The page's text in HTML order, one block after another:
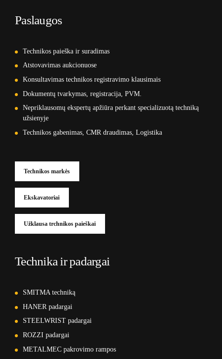
Paslaugos
Technikos paieška ir suradimas
Atstovavimas aukcionuose
Konsultavimas technikos registravimo klausimais
Dokumentų tvarkymas, registracija, PVM.
Nepriklausomų ekspertų apžiūra perkant specializuotą techniką
užsienyje
Technikos gabenimas, CMR draudimas, Logistika
Technikos markės
Ekskavatoriai
Užklausa trchnikos paieškai
Technika ir padargai
SMITMA techniką
HANER padargai
STEELWRIST padargai
ROZZI padargai
METALMEC pakrovimo rampos